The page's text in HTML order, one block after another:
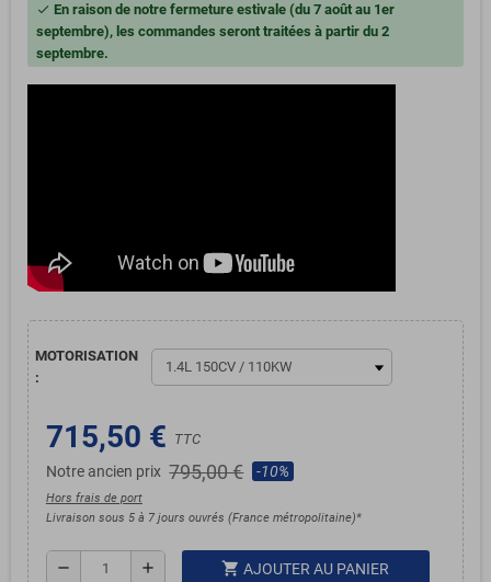
check En raison de notre fermeture estivale (du 7 août au 1er
septembre), les commandes seront traitées à partir du 2
septembre.
MOTORISATION
:
715,50 € TTC
Notre ancien prix 795,00 € -10%
Hors frais de port
Livraison sous 5 à 7 jours ouvrés (France métropolitaine)*
remove add shopping_cart AJOUTER AU PANIER